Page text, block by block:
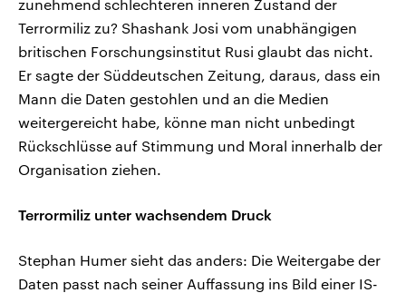
zunehmend schlechteren inneren Zustand der
Terrormiliz zu? Shashank Josi vom unabhängigen
britischen Forschungsinstitut Rusi glaubt das nicht.
Er sagte der Süddeutschen Zeitung, daraus, dass ein
Mann die Daten gestohlen und an die Medien
weitergereicht habe, könne man nicht unbedingt
Rückschlüsse auf Stimmung und Moral innerhalb der
Organisation ziehen.
Terrormiliz unter wachsendem Druck
Stephan Humer sieht das anders: Die Weitergabe der
Daten passt nach seiner Auffassung ins Bild einer IS-